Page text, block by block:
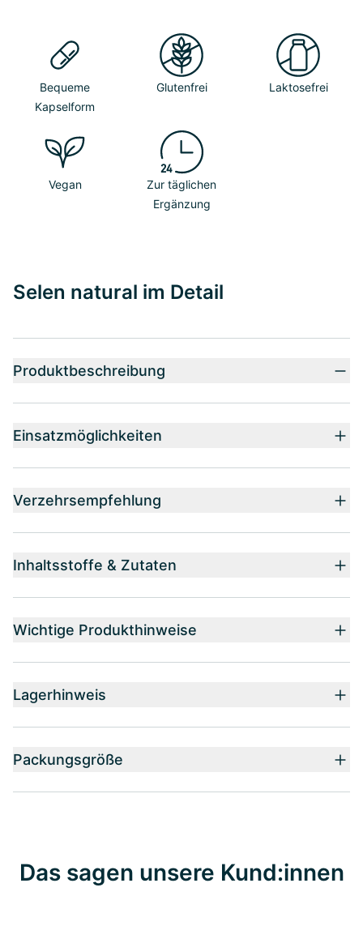
Bequeme
Kapselform
Glutenfrei Laktosefrei
Vegan
Zur täglichen
Ergänzung
Selen natural im Detail
Produktbeschreibung
Einsatzmöglichkeiten
Verzehrsempfehlung
Inhaltsstoffe & Zutaten
Wichtige Produkthinweise
Lagerhinweis
Packungsgröße
Das sagen unsere Kund:innen